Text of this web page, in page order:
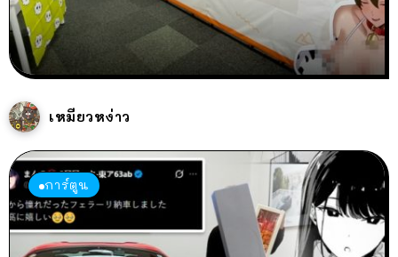
เหมียวหง่าว
การ์ตูน